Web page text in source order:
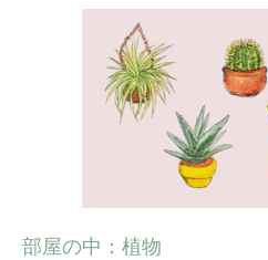
部屋の中：植物